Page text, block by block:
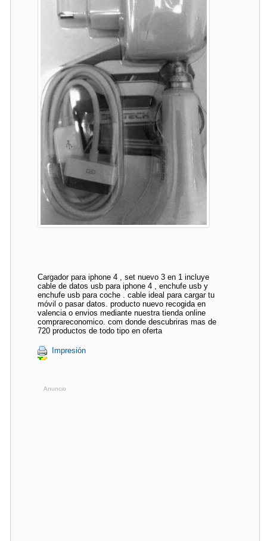
Cargador para iphone 4 , set nuevo 3 en 1 incluye
cable de datos usb para iphone 4 , enchufe usb y
enchufe usb para coche . cable ideal para cargar tu
móvil o pasar datos. producto nuevo recogida en
valencia o envios mediante nuestra tienda online
comprareconomico. com donde descubriras mas de
720 productos de todo tipo en oferta
Impresión
Anuncio